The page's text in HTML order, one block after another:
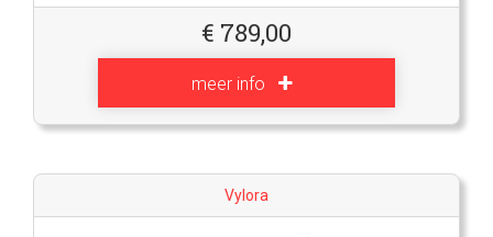
€ 789,00
meer info
Vylora